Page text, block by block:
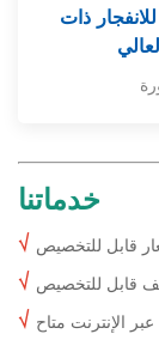
ذات
خدماتنا
√ قابل للتخصيص
√ قابل للتخصيص
√ الإنترنت متاح